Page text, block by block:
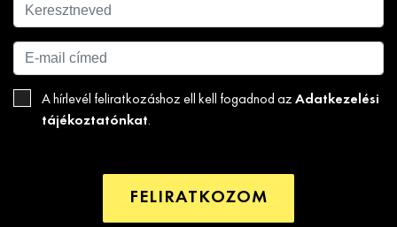
A hírlevél feliratkozáshoz ell kell fogadnod az Adatkezelési
tájékoztatónkat.
FELIRATKOZOM